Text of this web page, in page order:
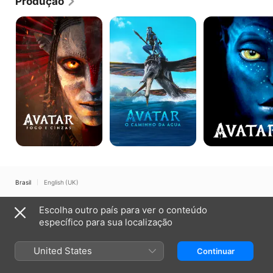
Avatar:
Fogo
e
Cinzas
Avatar:
The
Way
Water
Avatar
Brasil English (UK)
Termos dos serviços de internet
Apple TV e privacidade
Política de utilização de cookies
Suporte
Escolha outro país para ver o conteúdo
específico para sua localização
United States Continuar